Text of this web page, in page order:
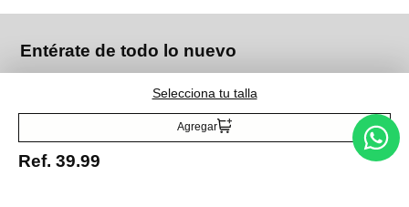
Selecciona tu talla
Agregar
Ref. 39.99
Entérate de todo lo nuevo
Acepto la política de tratamiento de datos personales Suscribirse